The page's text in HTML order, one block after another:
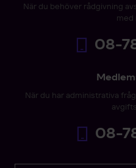
När du behöver rådgivning
med
08-
När du har administrativa
08-